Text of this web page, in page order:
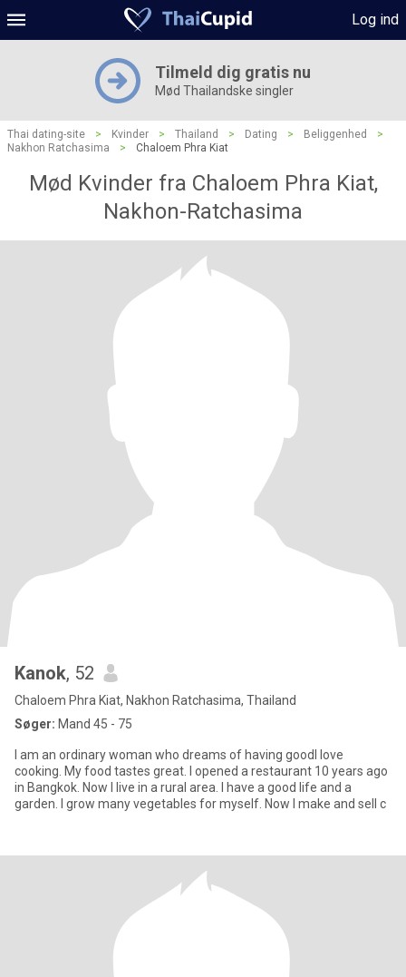
Log ind
Tilmeld dig gratis nu
Mød Thailandske singler
Thai dating-site > Kvinder > Thailand > Dating > Beliggenhed
>
Nakhon Ratchasima
> Chaloem Phra Kiat
Mød Kvinder fra Chaloem Phra Kiat,
Nakhon-Ratchasima
Kanok, 52
Chaloem Phra Kiat, Nakhon Ratchasima, Thailand
Søger: Mand 45 - 75
I am an ordinary woman who dreams of having goodI love
cooking. My food tastes great. I opened a restaurant 10 years ago
in Bangkok. Now I live in a rural area. I have a good life and a
garden. I grow many vegetables for myself. Now I make and sell c